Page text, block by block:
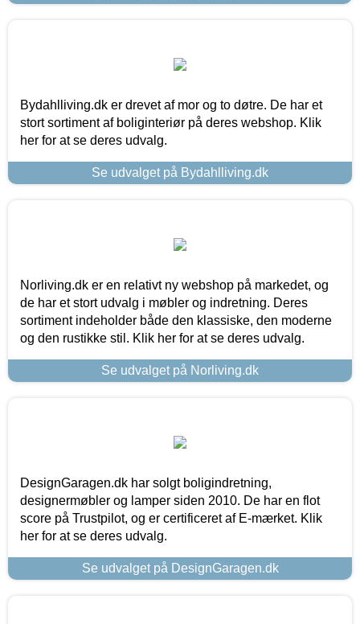
Bydahlliving.dk er drevet af mor og to døtre. De har et
stort sortiment af boliginteriør på deres webshop. Klik
her for at se deres udvalg.
Se udvalget på Bydahlliving.dk
Norliving.dk er en relativt ny webshop på markedet, og
de har et stort udvalg i møbler og indretning. Deres
sortiment indeholder både den klassiske, den moderne
og den rustikke stil. Klik her for at se deres udvalg.
Se udvalget på Norliving.dk
DesignGaragen.dk har solgt boligindretning,
designermøbler og lamper siden 2010. De har en flot
score på Trustpilot, og er certificeret af E-mærket. Klik
her for at se deres udvalg.
Se udvalget på DesignGaragen.dk